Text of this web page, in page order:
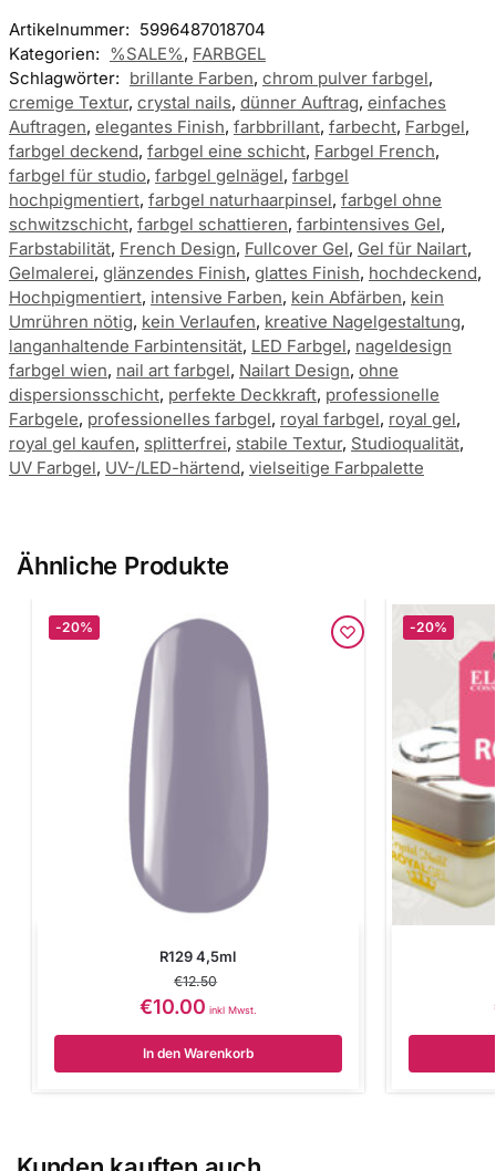
Artikelnummer: 5996487018704
Kategorien: %SALE%, FARBGEL
Schlagwörter: brillante Farben, chrom pulver farbgel,
cremige Textur, crystal nails, dünner Auftrag, einfaches
Auftragen, elegantes Finish, farbbrillant, farbecht, Farbgel,
farbgel deckend, farbgel eine schicht, Farbgel French,
farbgel für studio, farbgel gelnägel, farbgel
hochpigmentiert, farbgel naturhaarpinsel, farbgel ohne
schwitzschicht, farbgel schattieren, farbintensives Gel,
Farbstabilität, French Design, Fullcover Gel, Gel für Nailart,
Gelmalerei, glänzendes Finish, glattes Finish, hochdeckend,
Hochpigmentiert, intensive Farben, kein Abfärben, kein
Umrühren nötig, kein Verlaufen, kreative Nagelgestaltung,
langanhaltende Farbintensität, LED Farbgel, nageldesign
farbgel wien, nail art farbgel, Nailart Design, ohne
dispersionsschicht, perfekte Deckkraft, professionelle
Farbgele, professionelles farbgel, royal farbgel, royal gel,
royal gel kaufen, splitterfrei, stabile Textur, Studioqualität,
UV Farbgel, UV-/LED-härtend, vielseitige Farbpalette
Ähnliche Produkte
-20%
R129 4,5ml
€12.50
€10.00 inkl Mwst.
In den Warenkorb
-20%